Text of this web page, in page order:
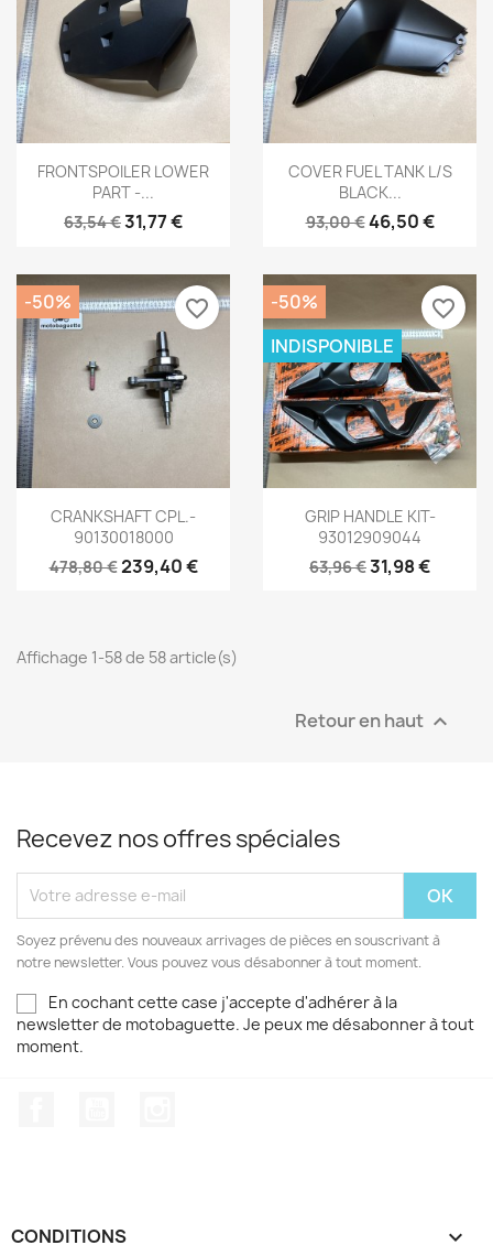
Aperçu rapide
FRONTSPOILER LOWER
PART -...
63,54 €31,77 €
Aperçu rapide
COVER FUEL TANK L/S
BLACK...
93,00 €46,50 €
Aperçu rapide
CRANKSHAFT CPL.-
90130018000
478,80 €239,40 €
-50% favorite_border
Aperçu rapide
GRIP HANDLE KIT-
93012909044
63,96 €31,98 €
-50%
INDISPONIBLE
favorite_border
Affichage 1-58 de 58 article(s)
Retour en haut 
Recevez nos offres spéciales
Soyez prévenu des nouveaux arrivages de pièces en souscrivant à
notre newsletter. Vous pouvez vous désabonner à tout moment.
En cochant cette case j'accepte d'adhérer à la
newsletter de motobaguette. Je peux me désabonner à tout
moment.
CONDITIONS 